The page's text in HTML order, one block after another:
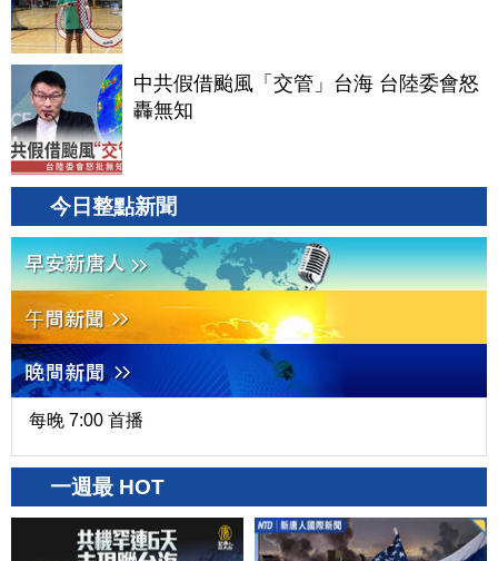
中共假借颱風「交管」台海 台陸委會怒
轟無知
今日整點新聞
每晚 7:00 首播
一週最 HOT